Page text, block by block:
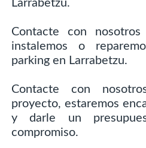
Larrabetzu.
Contacte con
instalemos o
parking en Larrabetzu.
Contacte con
proyecto, estaremos
y darle un
compromiso.